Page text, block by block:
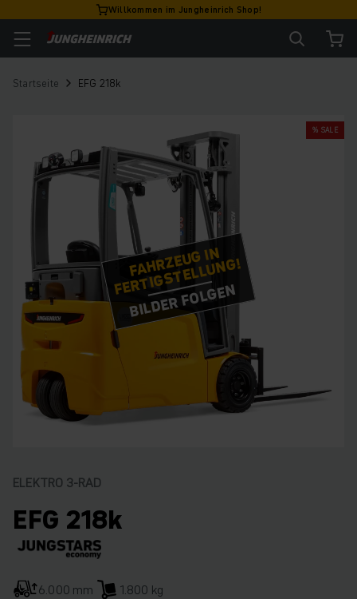
Willkommen im Jungheinrich Shop!
Startseite EFG 218k
FAHRZEUG IN
FERTIGSTELLUNG!
BILDER FOLGEN
% SALE
ELEKTRO 3-RAD
EFG 218k
6.000 mm 1.800 kg